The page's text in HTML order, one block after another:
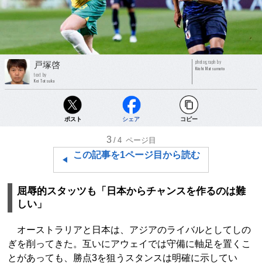
戸塚啓
text by
Kei Totsuka
photograph by
Kiichi Matsumoto
ポスト シェア コピー
3 /4 ページ目
この記事を1ページ目から読む
屈辱的スタッツも「日本からチャンスを作るのは難
しい」
オーストラリアと日本は、アジアのライバルとしてしの
ぎを削ってきた。互いにアウェイでは守備に軸足を置くこ
とがあっても、勝点3を狙うスタンスは明確に示してい